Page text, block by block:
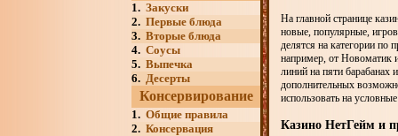
1. Закуски
2. Первые блюда
3. Вторые блюда
4. Соусы
5. Выпечка
6. Десерты
Консервирование
1. Общие правила
2. Консервация
На главной странице
новые, популярные,
делятся на категории по
например, от Новоматик
линий на пяти барабанах
дополнительных
использовать на
Казино НетГейм и